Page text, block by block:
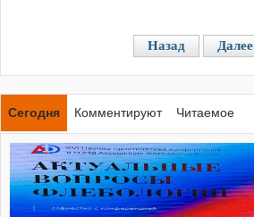
Назад Далее
Сегодня Комментируют Читаемое